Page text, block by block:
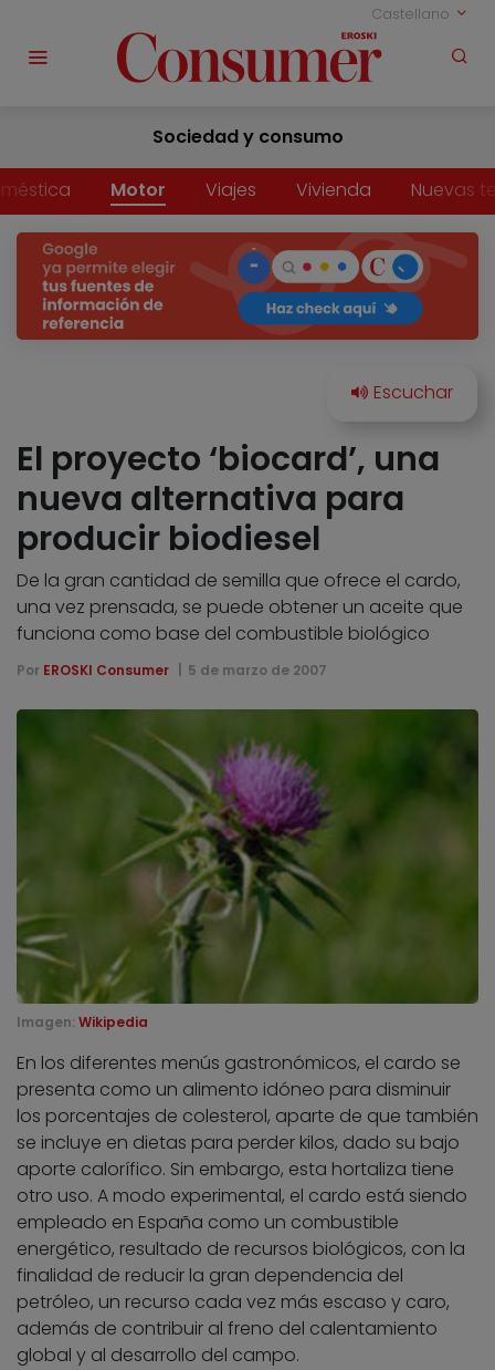
Castellano
Sociedad y consumo
Motor Viajes Vivienda Nuevas
El proyecto ‘biocard’, una
nueva alternativa para
producir biodiesel
De la gran cantidad de semilla que ofrece el cardo,
una vez prensada, se puede obtener un aceite que
funciona como base del combustible biológico
Por EROSKI Consumer 5 de marzo de 2007
Imagen: Wikipedia
En los diferentes menús gastronómicos, el cardo se
presenta como un alimento idóneo para disminuir
los porcentajes de colesterol, aparte de que también
se incluye en dietas para perder kilos, dado su bajo
aporte calorífico. Sin embargo, esta hortaliza tiene
otro uso. A modo experimental, el cardo está siendo
empleado en España como un combustible
energético, resultado de recursos biológicos, con la
finalidad de reducir la gran dependencia del
petróleo, un recurso cada vez más escaso y caro,
además de contribuir al freno del calentamiento
global y al desarrollo del campo.